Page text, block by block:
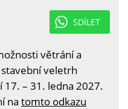
SDÍLET
větrání a
veletrh
– 31. ledna 2027.
na tomto odkazu